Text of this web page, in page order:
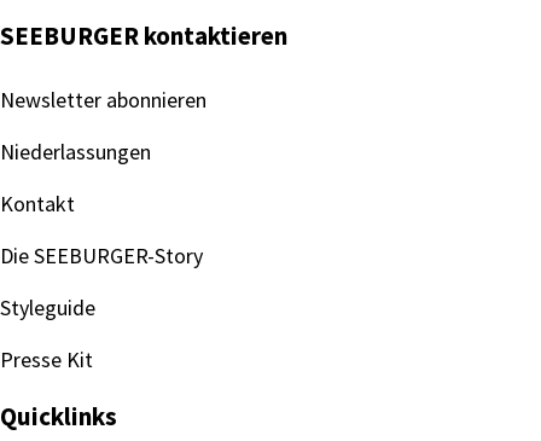
SEEBURGER kontaktieren
Newsletter abonnieren
Niederlassungen
Kontakt
Die SEEBURGER-Story
Styleguide
Presse Kit
Quicklinks